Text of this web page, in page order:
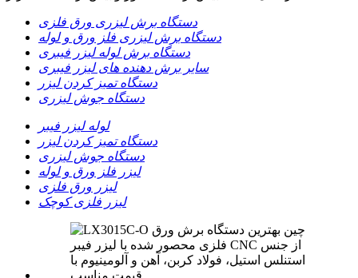
دستگاه برش لیزری ورق فلزی
دستگاه برش لیزری فلز ورق و لوله
دستگاه برش لوله لیزر فیبری
سایر برش دهنده های لیزر فیبری
دستگاه تمیز کردن لیزر
دستگاه جوش لیزری
لوله لیزر فیبر
دستگاه تمیز کردن لیزر
دستگاه جوش لیزری
لیزر فلز ورق و لوله
لیزر ورق فلزی
لیزر فلزی کوچک